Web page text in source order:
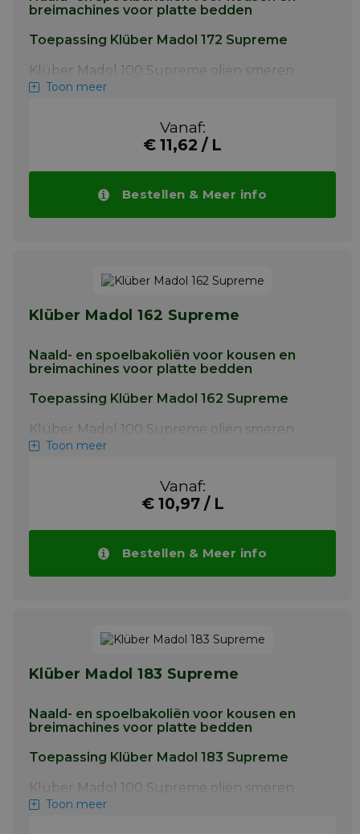
breimachines voor platte bedden
Toepassing Klüber Madol 172 Supreme
Klüber Madol 100 Supreme oliën smeren
naalden, zinkers, koppelingen, naaldnokken,
Supreme oliën zijn verkrijgbaar in de
viscositeitsgraad rangen ISO VG 22, 32 en 46
kousenband en vlakbedbreimachines. Let op
de de aanbevelingen van de
worden getest en goedgekeurd door
Toon meer
Vanaf:
€ 11,62 / L
Bestellen & Meer info
Klüber Madol 162 Supreme
Naald- en spoelbakoliën voor kousen en
breimachines voor platte bedden
Toepassing Klüber Madol 162 Supreme
Klüber Madol 100 Supreme oliën smeren
naalden, zinkers, koppelingen, naaldnokken,
Supreme oliën zijn verkrijgbaar in de
viscositeitsgraad rangen ISO VG 22, 32 en 46
kousenband en vlakbedbreimachines. Let op
de de aanbevelingen van de
worden getest en goedgekeurd door
Toon meer
Vanaf:
€ 10,97 / L
Bestellen & Meer info
Klüber Madol 183 Supreme
Naald- en spoelbakoliën voor kousen en
breimachines voor platte bedden
Toepassing Klüber Madol 183 Supreme
Klüber Madol 100 Supreme oliën smeren
naalden, zinkers, koppelingen, naaldnokken,
Toon meer